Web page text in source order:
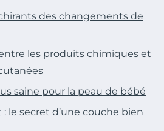
des changements de
les produits chimiques et
saine pour la peau de bébé
: le secret d’une couche bien